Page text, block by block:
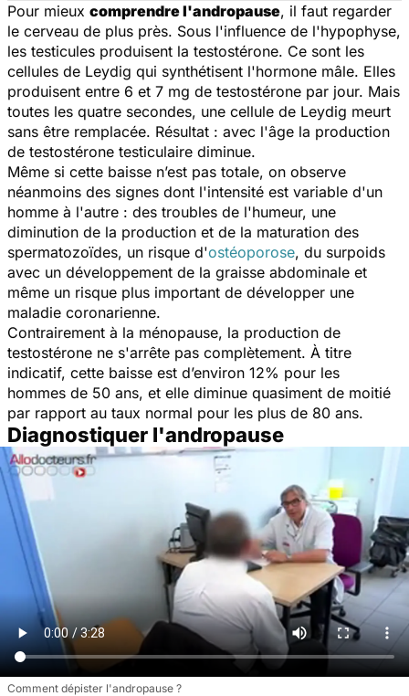
Pour mieux comprendre l'andropause, il faut regarder
le cerveau de plus près. Sous l'influence de l'hypophyse,
les testicules produisent la testostérone. Ce sont les
cellules de Leydig qui synthétisent l'hormone mâle. Elles
produisent entre 6 et 7 mg de testostérone par jour. Mais
toutes les quatre secondes, une cellule de Leydig meurt
sans être remplacée. Résultat : avec l'âge la production
de testostérone testiculaire diminue.
Même si cette baisse n’est pas totale, on observe
néanmoins des signes dont l'intensité est variable d'un
homme à l'autre : des troubles de l'humeur, une
diminution de la production et de la maturation des
spermatozoïdes, un risque d'ostéoporose, du surpoids
avec un développement de la graisse abdominale et
même un risque plus important de développer une
maladie coronarienne.
Contrairement à la ménopause, la production de
testostérone ne s'arrête pas complètement. À titre
indicatif, cette baisse est d’environ 12% pour les
hommes de 50 ans, et elle diminue quasiment de moitié
par rapport au taux normal pour les plus de 80 ans.
Diagnostiquer l'andropause
Comment dépister l'andropause ?